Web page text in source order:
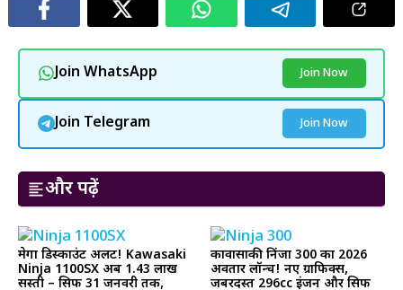
Join WhatsApp Join Now
Join Telegram Join Now
और पढ़ें
मेगा डिस्काउंट अलर्ट! Kawasaki
Ninja 1100SX अब ₹1.43 लाख
सस्ती – सिर्फ 31 जनवरी तक,
कावासाकी निंजा 300 का 2026
अवतार लॉन्च! नए ग्राफिक्स,
जबरदस्त 296cc इंजन और सिर्फ